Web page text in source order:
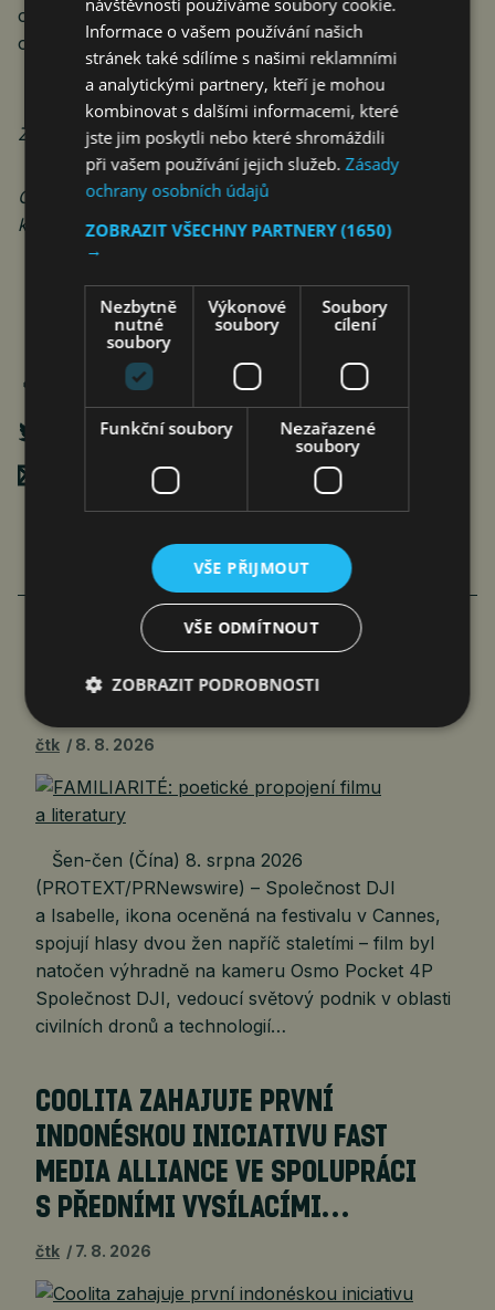
objektů, tak jako omítkové systémy a produkty pro
obklady a dlažby.
Zdroj: Sievert CZ
ČTK Connect ke zprávě vydává obrazovou přílohu,
která je k dispozici na adresehttps://www.protext.cz
Poslat mailem
FILMU A LITERATURY
čtk 8. 8. 2026
Šen-čen (Čína) 8. srpna 2026
(PROTEXT/PRNewswire) – Společnost DJI
a Isabelle, ikona oceněná na festivalu v Cannes,
spojují hlasy dvou žen napříč staletími – film byl
natočen výhradně na kameru Osmo Pocket 4P
Společnost DJI, vedoucí světový podnik v oblasti
civilních dronů a technologií…
COOLITA ZAHAJUJE PRVNÍ
INDONÉSKOU INICIATIVU FAST
MEDIA ALLIANCE VE SPOLUPRÁCI
S PŘEDNÍMI VYSÍLACÍMI…
čtk 7. 8. 2026
Informace o vašem používání našich
stránek také sdílíme s našimi reklamními
a analytickými partnery, kteří je mohou
kombinovat s dalšími informacemi, které
jste jim poskytli nebo které shromáždili
při vašem používání jejich služeb.Zásady
ochrany osobních údajů
ZOBRAZIT VŠECHNY PARTNERY(1650)
→
Nezbytně
nutné
soubory
Výkonové
soubory
Soubory
cílení
Funkční soubory
Nezařazené
soubory
VŠE PŘIJMOUT
VŠE ODMÍTNOUT
ZOBRAZIT PODROBNOSTI